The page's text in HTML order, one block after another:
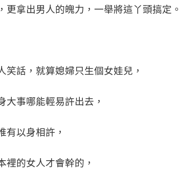
更拿出男人的魄力，一舉將這丫頭搞定。
笑話，就算媳婦只生個女娃兒，
大事哪能輕易許出去，
有以身相許，
裡的女人才會幹的，